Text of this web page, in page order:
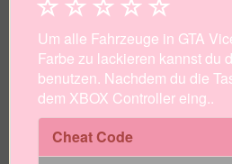
Um alle Fahrzeuge in GTA
Farbe zu lackieren kannst du
benutzen. Nachdem du die
dem XBOX Controller eing..
Cheat Code